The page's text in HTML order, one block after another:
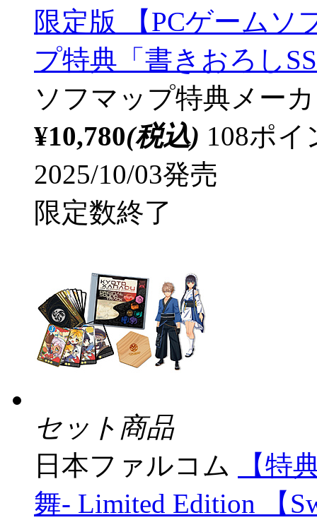
限定版 【PCゲーム
プ特典「書きおろし
ソフマップ特典メー
¥10,780(税込) 108ポ
2025/10/03発売
限定数終了
セット商品
日本ファルコム
【特
舞- Limited Edition 【